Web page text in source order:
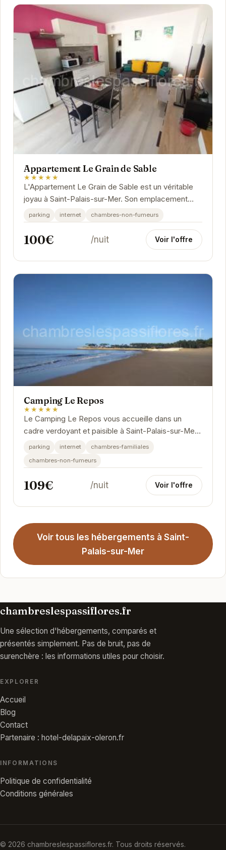
Appartement Le Grain de Sable
★★★★★
L'Appartement Le Grain de Sable est un véritable
joyau à Saint-Palais-sur-Mer. Son emplacement
idéal vous permet de profiter pleinement des...
parking internet chambres-non-fumeurs
100€ /nuit Voir l'offre
Camping Le Repos
★★★★★
Le Camping Le Repos vous accueille dans un
cadre verdoyant et paisible à Saint-Palais-sur-Mer.
Profitez de la proximité de la plage et des...
parking internet
chambres-familiales
chambres-non-fumeurs
109€ /nuit Voir l'offre
Voir tous les hébergements à Saint-
Palais-sur-Mer
chambreslespassiflores.fr
Une sélection d'hébergements, comparés et
présentés simplement. Pas de bruit, pas de
surenchère : les informations utiles pour choisir.
EXPLORER
Accueil
Blog
Contact
Partenaire : hotel-delapaix-oleron.fr
INFORMATIONS
Politique de confidentialité
Conditions générales
© 2026 chambreslespassiflores.fr. Tous droits réservés.